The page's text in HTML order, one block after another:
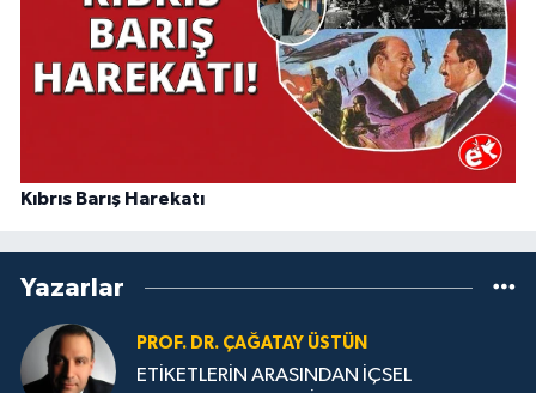
Kıbrıs Barış Harekatı
Yazarlar
PROF. DR. ÇAĞATAY ÜSTÜN
ETİKETLERİN ARASINDAN İÇSEL